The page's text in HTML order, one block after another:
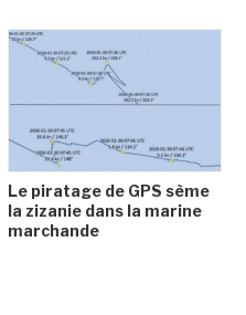
Le piratage de GPS sème
la zizanie dans la marine
marchande